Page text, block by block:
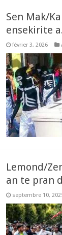
Sen Mak/
ensekirite a.
février 3, 2026
Lemond/
an te pran
septembre 10,